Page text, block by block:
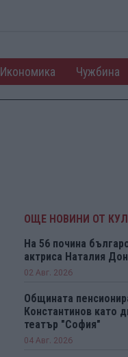
Икономика Чужбина
ОЩЕ НОВИНИ ОТ
На 56 почина
актриса Наталия
02 Авг. 2026
Общината
Константинов като
театър "София"
04 Авг. 2026